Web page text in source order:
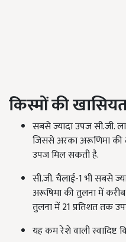
किस्मों की
सबसे ज्यादा उपज सी.जी.
जिससे अरका अरूणिमा की
उपज मिल सकती है.
सी.जी. चैलाई-1 भी सबसे
अरूषिमा की तुलना में
तुलना में 21 प्रतिशत तक
यह कम रेशे वाली स्वादिष्ट